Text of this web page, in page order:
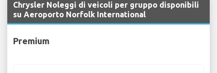
Chrysler Noleggi di veicoli per gruppo disponibili
su Aeroporto Norfolk International
Premium